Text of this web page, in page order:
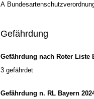
A
Gefährdung
Gefährdung nach Roter Liste
3 gefährdet
Gefährdung n. RL Bayern